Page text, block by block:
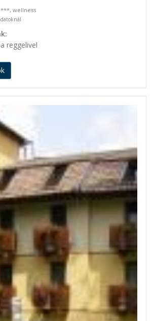
wellness
reggelivel